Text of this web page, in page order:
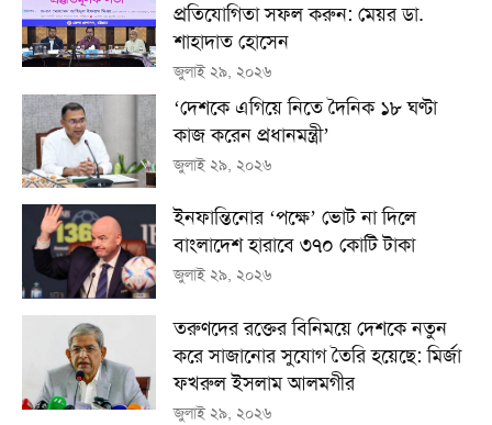
প্রতিযোগিতা সফল করুন: মেয়র ডা.
শাহাদাত হোসেন
জুলাই ২৯, ২০২৬
‘দেশকে এগিয়ে নিতে দৈনিক ১৮ ঘণ্টা
কাজ করেন প্রধানমন্ত্রী’
জুলাই ২৯, ২০২৬
ইনফান্তিনোর ‘পক্ষে’ ভোট না দিলে
বাংলাদেশ হারাবে ৩৭০ কোটি টাকা
জুলাই ২৯, ২০২৬
তরুণদের রক্তের বিনিময়ে দেশকে নতুন
করে সাজানোর সুযোগ তৈরি হয়েছে: মির্জা
ফখরুল ইসলাম আলমগীর
জুলাই ২৯, ২০২৬